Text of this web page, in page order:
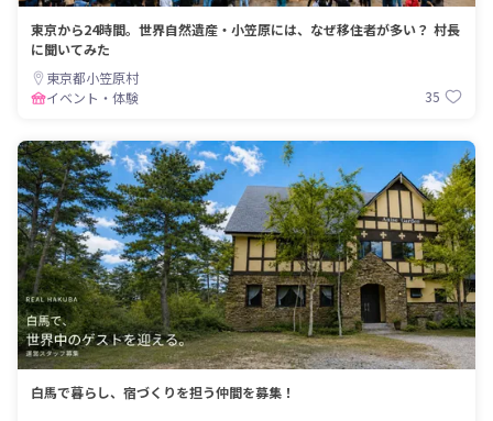
東京から24時間。世界自然遺産・小笠原には、なぜ移住者が多い？ 村長
に聞いてみた
東京都小笠原村
イベント・体験
35
白馬で暮らし、宿づくりを担う仲間を募集！